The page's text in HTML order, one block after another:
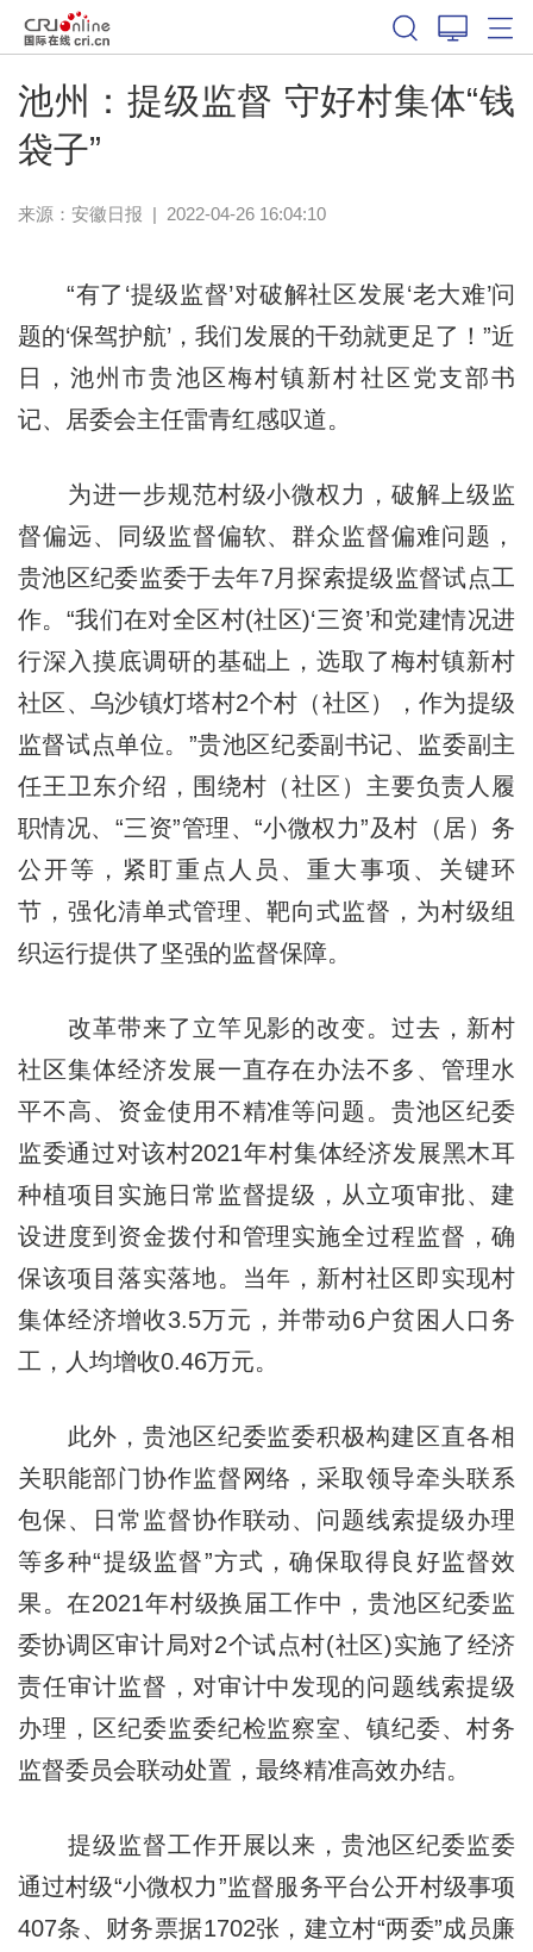
池州：提级监督 守好村集体“钱
袋子”
来源： 安徽日报 | 2022-04-26 16:04:10
“有了‘提级监督’对破解社区发展‘老大难’问
题的‘保驾护航’，我们发展的干劲就更足了！”近
日，池州市贵池区梅村镇新村社区党支部书
记、居委会主任雷青红感叹道。
为进一步规范村级小微权力，破解上级监
督偏远、同级监督偏软、群众监督偏难问题，
贵池区纪委监委于去年7月探索提级监督试点工
作。“我们在对全区村(社区)‘三资’和党建情况进
行深入摸底调研的基础上，选取了梅村镇新村
社区、乌沙镇灯塔村2个村（社区），作为提级
监督试点单位。”贵池区纪委副书记、监委副主
任王卫东介绍，围绕村（社区）主要负责人履
职情况、“三资”管理、“小微权力”及村（居）务
公开等，紧盯重点人员、重大事项、关键环
节，强化清单式管理、靶向式监督，为村级组
织运行提供了坚强的监督保障。
改革带来了立竿见影的改变。过去，新村
社区集体经济发展一直存在办法不多、管理水
平不高、资金使用不精准等问题。贵池区纪委
监委通过对该村2021年村集体经济发展黑木耳
种植项目实施日常监督提级，从立项审批、建
设进度到资金拨付和管理实施全过程监督，确
保该项目落实落地。当年，新村社区即实现村
集体经济增收3.5万元，并带动6户贫困人口务
工，人均增收0.46万元。
此外，贵池区纪委监委积极构建区直各相
关职能部门协作监督网络，采取领导牵头联系
包保、日常监督协作联动、问题线索提级办理
等多种“提级监督”方式，确保取得良好监督效
果。在2021年村级换届工作中，贵池区纪委监
委协调区审计局对2个试点村(社区)实施了经济
责任审计监督，对审计中发现的问题线索提级
办理，区纪委监委纪检监察室、镇纪委、村务
监督委员会联动处置，最终精准高效办结。
提级监督工作开展以来，贵池区纪委监委
通过村级“小微权力”监督服务平台公开村级事项
407条、财务票据1702张，建立村“两委”成员廉